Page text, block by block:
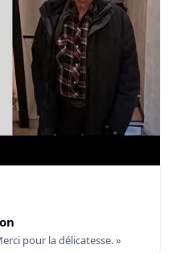
pour la délicatesse. »